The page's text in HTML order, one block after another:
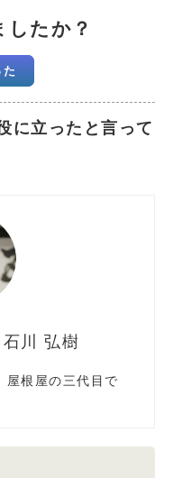
したか？
に立ったと言って
石川 弘樹
屋根屋の三代目で